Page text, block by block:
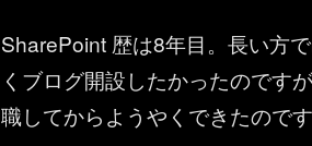
SharePoint 歴は8年目。長い方
くブログ開設したかったのです
職してからようやくできたので